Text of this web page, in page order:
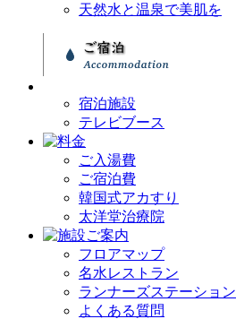
天然水と温泉で美肌を
宿泊施設
テレビブース
ご入湯費
ご宿泊費
韓国式アカすり
太洋堂治療院
フロアマップ
名水レストラン
ランナーズステーション
よくある質問